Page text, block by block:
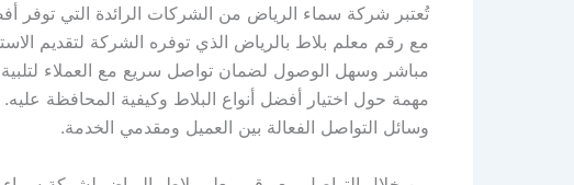
تُعتبر شركة سماء الرياض من الشركات الرائدة التي
مع رقم معلم بلاط بالرياض الذي توفره الشركة لتقديم
مباشر وسهل الوصول لضمان تواصل سريع مع العملاء لتلبية
مهمة حول اختيار أفضل أنواع البلاط وكيفية المحافظة
وسائل التواصل الفعالة بين العميل ومقدمي الخدمة.